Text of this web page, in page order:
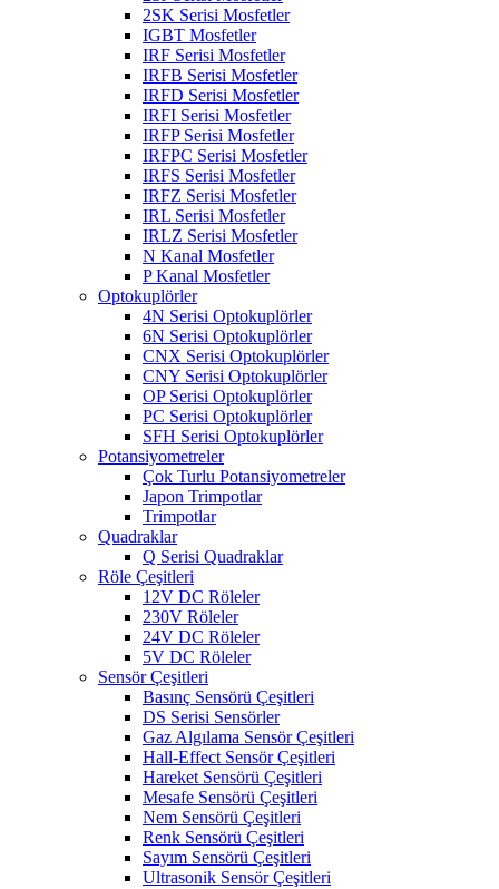
2SK Serisi Mosfetler
IGBT Mosfetler
IRF Serisi Mosfetler
IRFB Serisi Mosfetler
IRFD Serisi Mosfetler
IRFI Serisi Mosfetler
IRFP Serisi Mosfetler
IRFPC Serisi Mosfetler
IRFS Serisi Mosfetler
IRFZ Serisi Mosfetler
IRL Serisi Mosfetler
IRLZ Serisi Mosfetler
N Kanal Mosfetler
P Kanal Mosfetler
Optokuplörler
4N Serisi Optokuplörler
6N Serisi Optokuplörler
CNX Serisi Optokuplörler
CNY Serisi Optokuplörler
OP Serisi Optokuplörler
PC Serisi Optokuplörler
SFH Serisi Optokuplörler
Potansiyometreler
Çok Turlu Potansiyometreler
Japon Trimpotlar
Trimpotlar
Quadraklar
Q Serisi Quadraklar
Röle Çeşitleri
12V DC Röleler
230V Röleler
24V DC Röleler
5V DC Röleler
Sensör Çeşitleri
Basınç Sensörü Çeşitleri
DS Serisi Sensörler
Gaz Algılama Sensör Çeşitleri
Hall-Effect Sensör Çeşitleri
Hareket Sensörü Çeşitleri
Mesafe Sensörü Çeşitleri
Nem Sensörü Çeşitleri
Renk Sensörü Çeşitleri
Sayım Sensörü Çeşitleri
Ultrasonik Sensör Çeşitleri